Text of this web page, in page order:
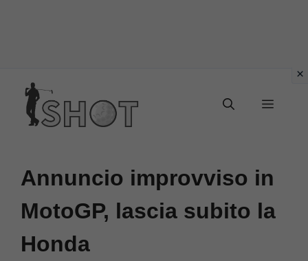
contenuto
Menu
Annuncio improvviso in
MotoGP, lascia subito la
Honda